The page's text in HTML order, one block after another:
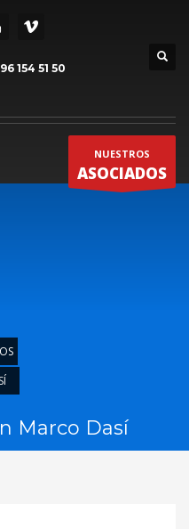
96 154 51 50
NUESTROS
ASOCIADOS
Marco Dasí